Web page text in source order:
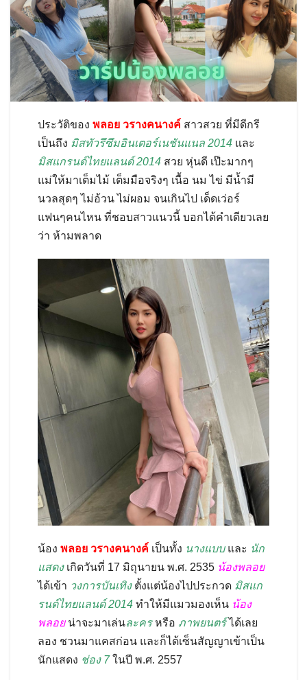
ประวัติของ พลอย วรางคนางค์ สาวสวย ที่มีดีกรี
เป็นถึง มิสทัวรึซึมอินเตอร์เนชันแนล 2014 และ
มิสแกรนด์ไทยแลนด์ 2014 สวย หุ่นดี เป๊ะมากๆ
แม่ให้มาเต็มไม้ เต็มมือจริงๆ เนื้อ นม ไข่ มีน้ำมี
นวลสุดๆ ไม่อ้วน ไม่ผอม จนเกินไป เด็ดเว่อร์
แฟนๆคนไหน ที่ชอบสาวแนวนี้ บอกได้คำเดียวเลย
ว่า ห้ามพลาด
น้อง พลอย วรางคนางค์ เป็นทั้ง นางแบบและ นัก
แสดงเกิดวันที่ 17 มิถุนายน พ.ศ. 2535 น้องพลอย
ได้เข้า วงการบันเทิงตั้งแต่น้องไปประกวด มิสแก
รนด์ไทยแลนด์ 2014 ทำให้มีแมวมองเห็น น้อง
พลอยน่าจะมาเล่นละครหรือ ภาพยนตร์ได้เลย
ลอง ชวนมาแคสก่อน และก็ได้เซ็นสัญญาเข้าเป็น
นักแสดง ช่อง 7ในปี พ.ศ. 2557